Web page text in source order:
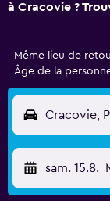
à Cracovie ?
Même lieu de
Âge de la
Cracovie,
sam. 15.8.